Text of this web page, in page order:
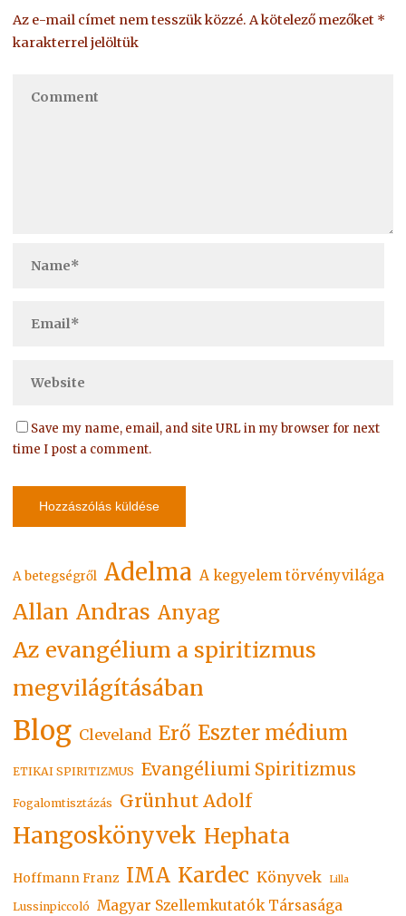
Az e-mail címet nem tesszük közzé. A kötelező mezőket *
karakterrel jelöltük
Save my name, email, and site URL in my browser for next
time I post a comment.
A betegségről Adelma A kegyelem törvényvilága
Allan Andras Anyag
Az evangélium a spiritizmus
megvilágításában
Blog Cleveland Erő Eszter médium
ETIKAI SPIRITIZMUS Evangéliumi Spiritizmus
Fogalomtisztázás Grünhut Adolf
Hangoskönyvek Hephata
Hoffmann Franz IMA Kardec Könyvek Lilla
Lussinpiccoló Magyar Szellemkutatók Társasága